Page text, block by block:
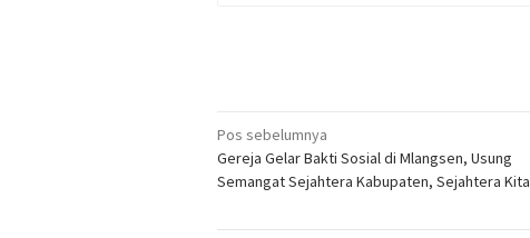
Navigasi
pos
Pos sebelumnya
Gereja Gelar Bakti Sosial di Mlangsen, Usung
Semangat Sejahtera Kabupaten, Sejahtera Kita